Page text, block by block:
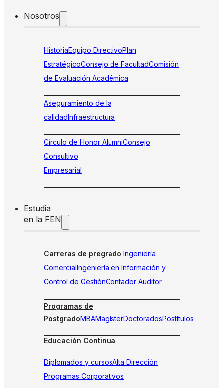
Nosotros
HistoriaEquipo DirectivoPlan
EstratégicoConsejo de FacultadComisión
de Evaluación Académica
Aseguramiento de la
calidadInfraestructura
Círculo de Honor AlumniConsejo
Consultivo
Empresarial
Estudia
en la FEN
Carreras de pregrado Ingeniería
ComercialIngeniería en Información y
Control de GestiónContador Auditor
Programas de
PostgradoMBAMagísterDoctoradosPostítulos
Educación Continua
Diplomados y cursosAlta Dirección
Programas Corporativos